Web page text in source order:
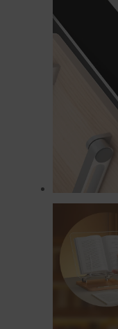
Acer旗下品牌商品
s://
rranties
非Acer旗下品牌商
情請參考商品說明。
如有相關保固問題
服務信箱聯繫客服。
本網站提供以下付
信用卡一次
信用卡分期
率/滿1萬享
銀行帳戶轉
LINEPAY(含
Apple Pay：
Samsung